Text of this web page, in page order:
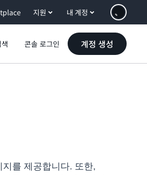
지원 내 계정
콘솔 로그인 계정 생성
를 제공합니다. 또한,